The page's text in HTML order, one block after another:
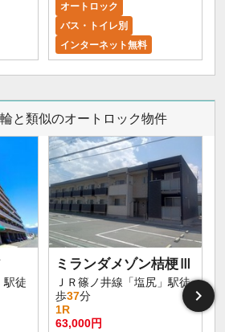
オートロック
バス・トイレ別
インターネット無料
と類似のオートロック物件
駅徒
ミランダメゾン桔梗Ⅲ
ＪＲ篠ノ井線「塩尻」駅徒
歩37分
1R
63,000円